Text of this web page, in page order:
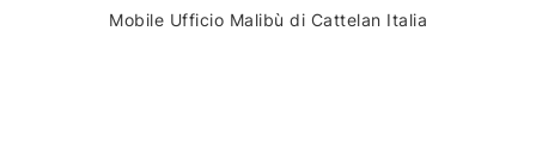
Mobile Ufficio Malibù di Cattelan Italia